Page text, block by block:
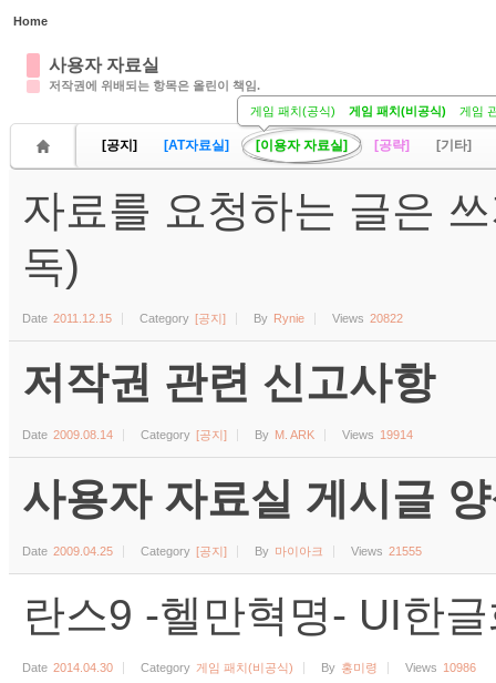
Home
사용자 자료실
저작권에 위배되는 항목은 올린이 책임.
[공지] [AT자료실] [이용자 자료실]
게임 패치(공식) 게임 패치(비공식) 게임
[공략] [기타]
자료를 요청하는 글은
독)
Date 2011.12.15 Category [공지] By Rynie Views 20822
저작권 관련 신고사항
Date 2009.08.14 Category [공지] By M. ARK Views 19914
사용자 자료실 게시글
Date 2009.04.25 Category [공지] By 마이아크 Views 21555
란스9 -헬만혁명- UI한
Date 2014.04.30 Category 게임 패치(비공식) By 홍미령 Views 10986
Sketchbook5, 스케치북5
Sketchbook5, 스케치북5